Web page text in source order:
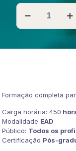
SECRETARIADO
ESCOLAR
quantidade
Formação completa
Carga horária: 450
Modalidade EAD
Público: Todos os
Certificação Pós-